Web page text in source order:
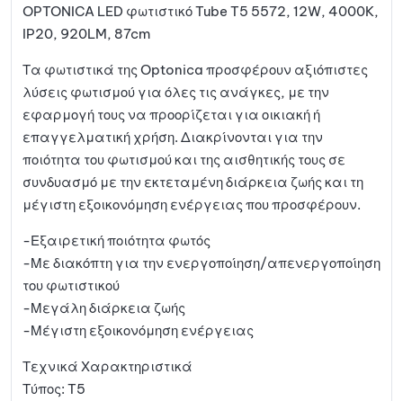
αγαπη
μένων
OPTONICA LED φωτιστικό Tube T5 5572, 12W, 4000K,
IP20, 920LM, 87cm
Τα φωτιστικά της Optonica προσφέρουν αξιόπιστες
λύσεις φωτισμού για όλες τις ανάγκες, με την
εφαρμογή τους να προορίζεται για οικιακή ή
επαγγελματική χρήση. Διακρίνονται για την
ποιότητα του φωτισμού και της αισθητικής τους σε
συνδυασμό με την εκτεταμένη διάρκεια ζωής και τη
μέγιστη εξοικονόμηση ενέργειας που προσφέρουν.
-Εξαιρετική ποιότητα φωτός
-Με διακόπτη για την ενεργοποίηση/απενεργοποίηση
του φωτιστικού
-Μεγάλη διάρκεια ζωής
-Μέγιστη εξοικονόμηση ενέργειας
Τεχνικά Χαρακτηριστικά
Τύπος: T5